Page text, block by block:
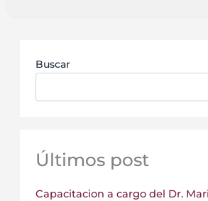
Buscar
Últimos post
Capacitacion a cargo del Dr.